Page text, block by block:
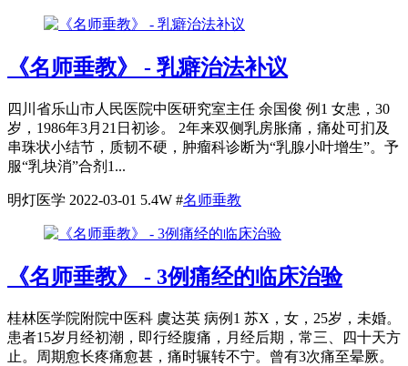
《名师垂教》 - 乳癖治法补议
四川省乐山市人民医院中医研究室主任 余国俊 例1 女患，30
岁，1986年3月21日初诊。 2年来双侧乳房胀痛，痛处可扪及
串珠状小结节，质韧不硬，肿瘤科诊断为“乳腺小叶增生”。予
服“乳块消”合剂1...
明灯医学 2022-03-01 5.4W #名师垂教
《名师垂教》 - 3例痛经的临床治验
桂林医学院附院中医科 虞达英 病例1 苏X，女，25岁，未婚。
患者15岁月经初潮，即行经腹痛，月经后期，常三、四十天方
止。周期愈长疼痛愈甚，痛时辗转不宁。曾有3次痛至晕厥。